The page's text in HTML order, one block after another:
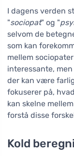
I dagens verden
"sociopat" og "
selvom de
som kan
mellem
interessante,
der kan være
fokuserer på,
kan skelne
forstå disse
Kold